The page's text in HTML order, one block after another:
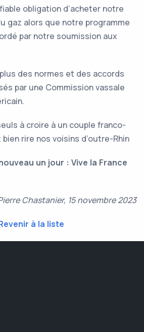
obligation d’acheter notre
gaz alors que notre programme
par notre soumission aux
plus des normes et des accords
par une Commission vassale
à croire à un couple franco-
rire nos voisins d’outre-Rhin
un jour : Vive la France
Chastanier, 15 novembre 2023
à la liste